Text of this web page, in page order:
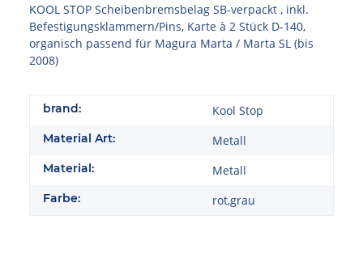
KOOL STOP Scheibenbremsbelag SB-verpackt , inkl.
Befestigungsklammern/Pins, Karte à 2 Stück D-140,
organisch passend für Magura Marta / Marta SL (bis
2008)
brand: Kool Stop
Material Art: Metall
Material: Metall
Farbe: rot,grau